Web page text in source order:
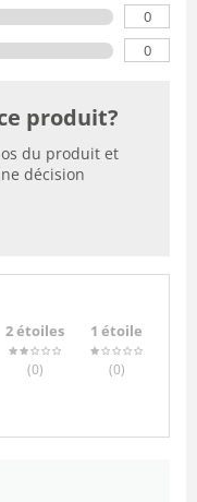
0
0
produit?
du produit et
décision
2 étoiles
(0)
1 étoile
(0)